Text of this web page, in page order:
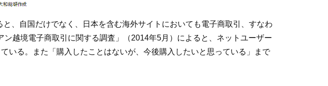
、自国だけでなく、日本を含む海外サイトにおいても電子商取引、すなわ
越境電子商取引に関する調査」（2014年5月）によると、ネットユーザー
いる。また「購入したことはないが、今後購入したいと思っている」まで